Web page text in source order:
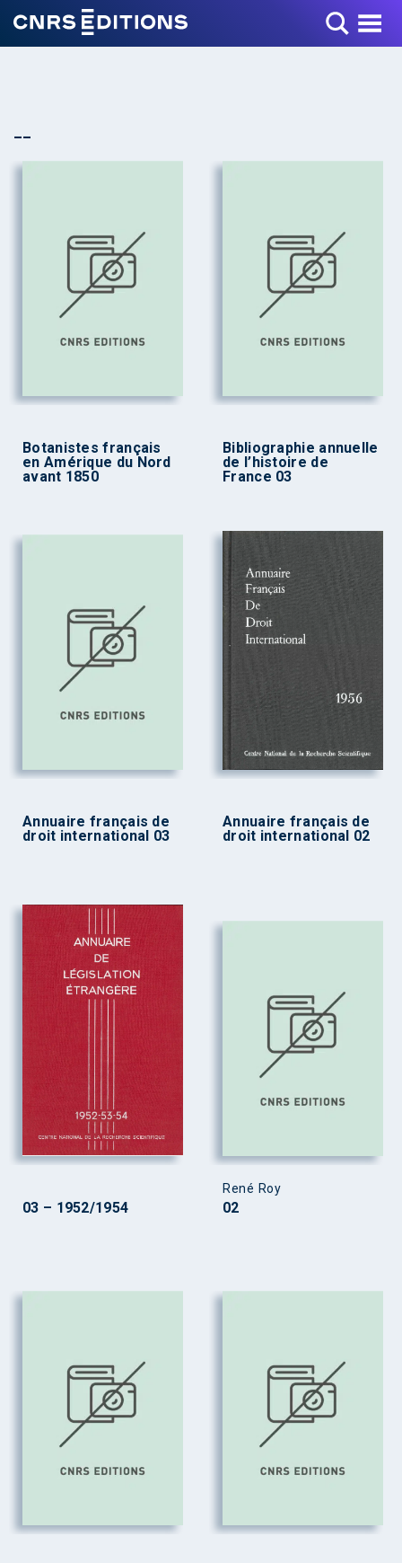
Toggle Menu
Botanistes français
en Amérique du Nord
avant 1850
Bibliographie annuelle
de l’histoire de
France 03
Annuaire français de
droit international 03
Annuaire français de
droit international 02
03 – 1952/1954
René Roy
02